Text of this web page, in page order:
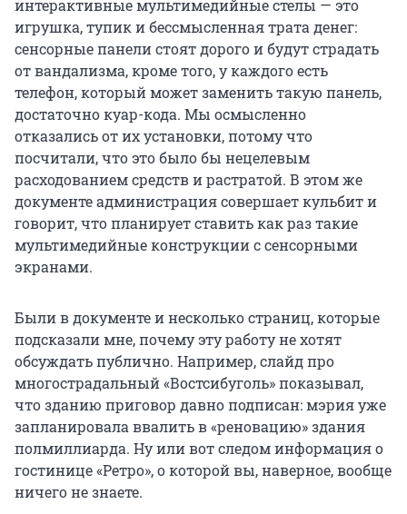
интерактивные мультимедийные стелы — это
игрушка, тупик и бессмысленная трата денег:
сенсорные панели стоят дорого и будут страдать
от вандализма, кроме того, у каждого есть
телефон, который может заменить такую панель,
достаточно куар-кода. Мы осмысленно
отказались от их установки, потому что
посчитали, что это было бы нецелевым
расходованием средств и растратой. В этом же
документе администрация совершает кульбит и
говорит, что планирует ставить как раз такие
мультимедийные конструкции с сенсорными
экранами.
Были в документе и несколько страниц, которые
подсказали мне, почему эту работу не хотят
обсуждать публично. Например, слайд про
многострадальный «Востсибуголь» показывал,
что зданию приговор давно подписан: мэрия уже
запланировала ввалить в «реновацию» здания
полмиллиарда. Ну или вот следом информация о
гостинице «Ретро», о которой вы, наверное, вообще
ничего не знаете.